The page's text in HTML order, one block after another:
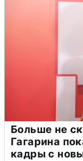
Больше не
Гагарина
кадры с